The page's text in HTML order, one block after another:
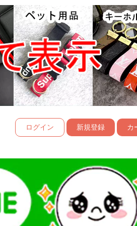
ログイン 新規登録 カ